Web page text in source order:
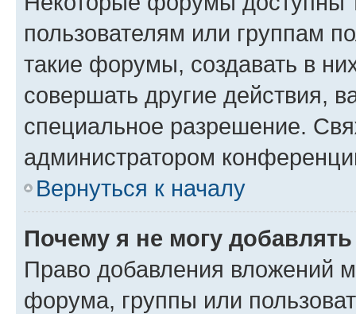
пользователям или группам
такие форумы, создавать в
совершать другие действия,
специальное разрешение.
администратором
Вернуться к началу
Почему я не могу
Право добавления вложений
форума, группы или